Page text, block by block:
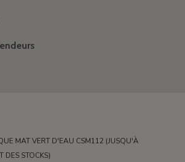
MAT VERT D'EAU CSM112 (JUSQU'À
DES STOCKS)